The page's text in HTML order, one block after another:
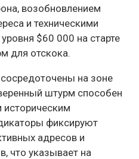
возобновлением
и техническими
$60 000 на старте
для отскока.
на зоне
штурм способен
историческим
фиксируют
адресов и
что указывает на